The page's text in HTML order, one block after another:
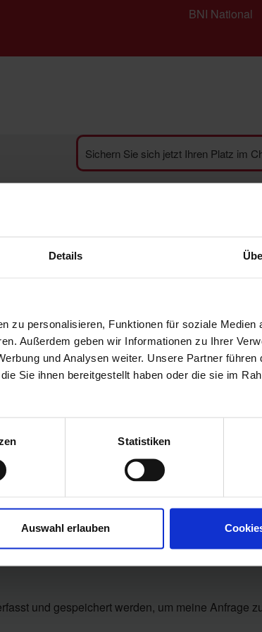
Details
zu personalisieren, Funktionen für soziale Medien
Außerdem geben wir Informationen zu Ihrer
und Analysen weiter. Unsere Partner führen
Sie ihnen bereitgestellt haben oder die sie im
Statistiken
Auswahl erlauben
BNI National
Sichern Sie sich jetzt Ihren Platz im
und gespeichert werden, um meine Anfrage